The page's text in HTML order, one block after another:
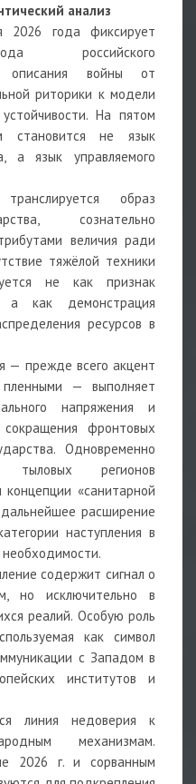
анализ
2026 года фиксирует
российского
описания войны от
риторики к модели
На пятом
становится не язык
а язык управляемого
образ
сознательно
величия ради
тяжёлой техники
не как признак
а как демонстрация
ресурсов в
— прежде всего акцент
— выполняет
напряжения и
фронтовых
Одновременно
тыловых регионов
«санитарной
расширение
наступления в
содержит сигнал о
но исключительно в
реалий. Особую роль
как символ
с Западом в
институтов и
линия недоверия к
механизмам.
2026 г. и сорванным